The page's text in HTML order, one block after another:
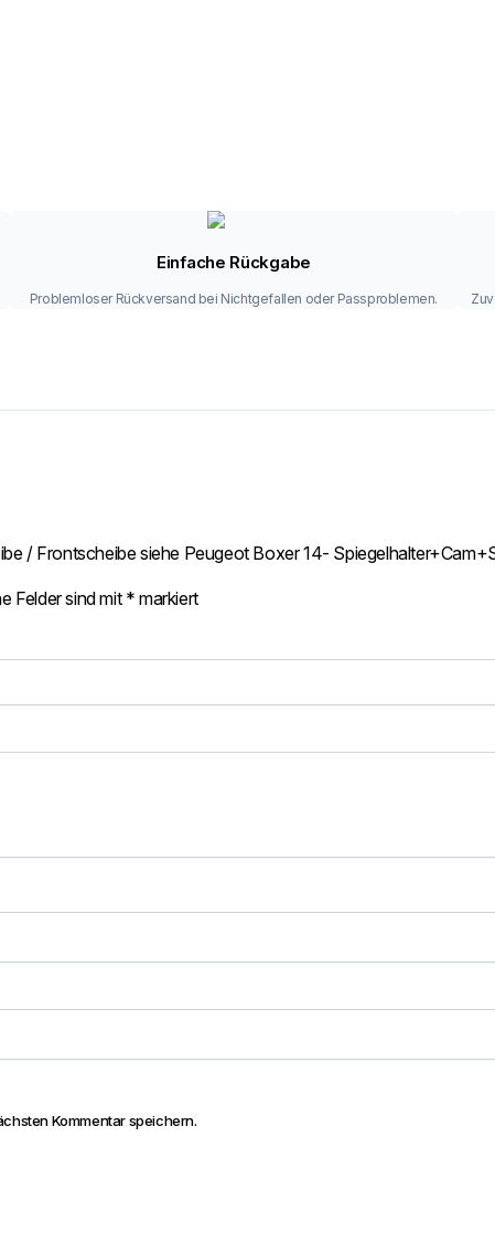
Einfache Rückgabe
Problemloser Rückversand bei Nichtgefallen oder Passproblemen.
/ Frontscheibe siehe Peugeot Boxer 14-
Felder sind mit * markiert
Kommentar speichern.